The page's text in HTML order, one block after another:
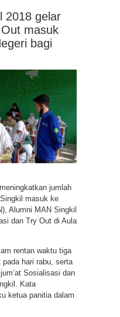
2018 gelar
masuk
bagi
jumlah
masuk ke
Alumni MAN Singkil
dan Try Out di Aula
rentan waktu tiga
hari rabu, serta
Sosialisasi dan
Kata
ketua panitia dalam